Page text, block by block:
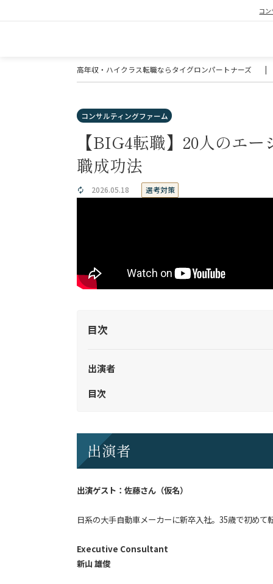
コ
高年収・ハイクラス転職ならタイグロンパートナーズ |
コンサルティングファーム
【BIG4転職】20人のエ
職成功法
2026.05.18 選考対策
目次
出演者
目次
出演者
出演ゲスト：佐藤さん（仮名）
日系の大手自動車メーカーに新卒入社。35歳で初めて
Executive Consultant
新山 雄俊